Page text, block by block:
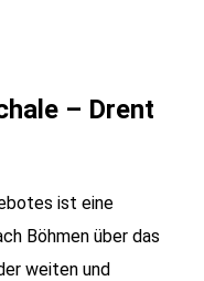
– Drent
ist eine
Böhmen über das
weiten und